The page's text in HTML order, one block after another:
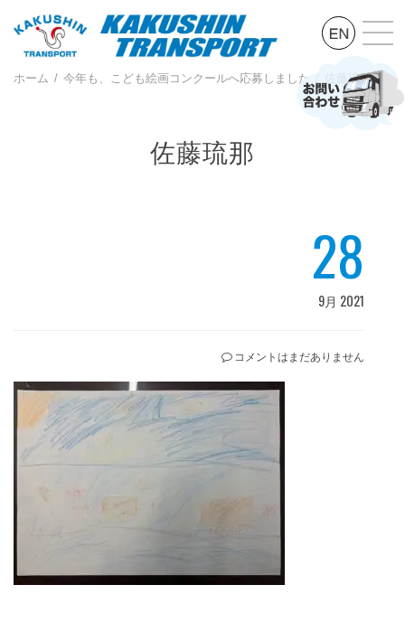
ホーム 今年も、こども絵画コンクールへ応募しました 佐藤琉那
佐藤琉那
28
9月 2021
コメントはまだありません